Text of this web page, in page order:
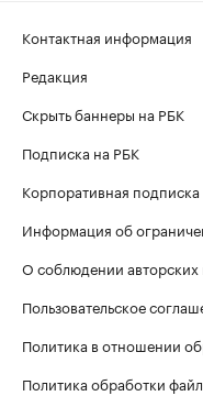
Контактная информация
Редакция
Скрыть баннеры на РБК
Подписка на РБК
Корпоративная подписка
Информация об
О соблюдении авторских
Пользовательское
Политика в отношении
Политика обработки